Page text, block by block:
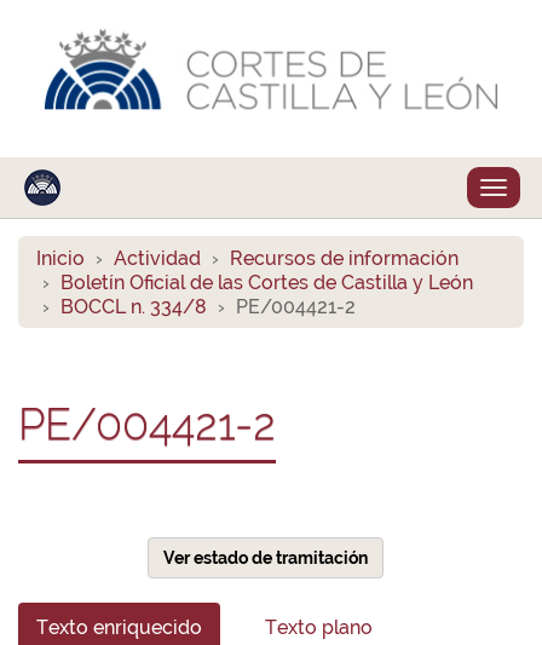
Inicio Actividad
Recursos de información
Boletín Oficial de las Cortes de Castilla y León
BOCCL n. 334/8
PE/004421-2
PE/004421-2
Ver estado de tramitación
Texto enriquecido Texto plano